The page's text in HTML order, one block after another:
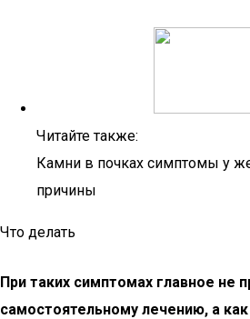
Читайте также:
Камни в почках симптомы у
причины
Что делать
При таких симптомах главное не
самостоятельному лечению, а